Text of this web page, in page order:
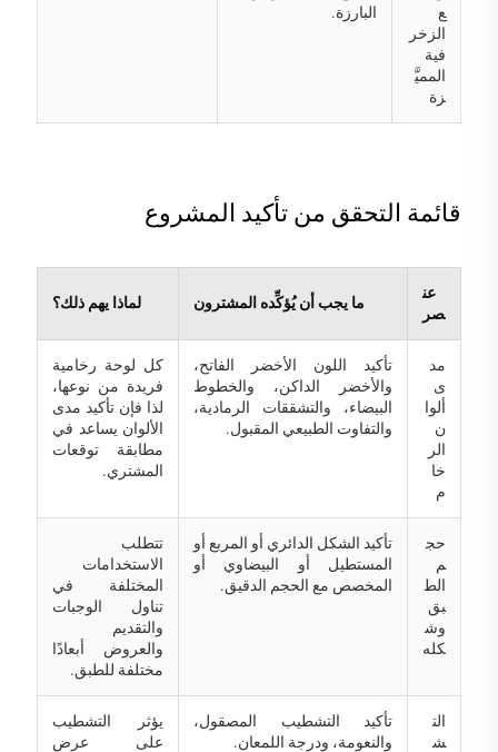
ع
الزخر
فية
المميَّ
زة
البارزة.
قائمة التحقق من تأكيد المشروع
عن
صر
ما يجب أن يُؤكِّده المشترون لماذا يهم ذلك؟
مد
ى
ألوا
ن
الر
خا
م
تأكيد اللون الأخضر الفاتح،
والأخضر الداكن، والخطوط
البيضاء، والتشققات الرمادية،
والتفاوت الطبيعي المقبول.
كل لوحة رخامية
فريدة من نوعها،
لذا فإن تأكيد مدى
الألوان يساعد في
مطابقة توقعات
المشتري.
حج
م
الط
بق
وش
كله
تأكيد الشكل الدائري أو المربع أو
المستطيل أو البيضاوي أو
المخصص مع الحجم الدقيق.
تتطلب
الاستخدامات
المختلفة في
تناول الوجبات
والتقديم
والعروض أبعادًا
مختلفة للطبق.
الت
ش
تأكيد التشطيب المصقول،
والنعومة، ودرجة اللمعان.
يؤثر التشطيب
على عرض